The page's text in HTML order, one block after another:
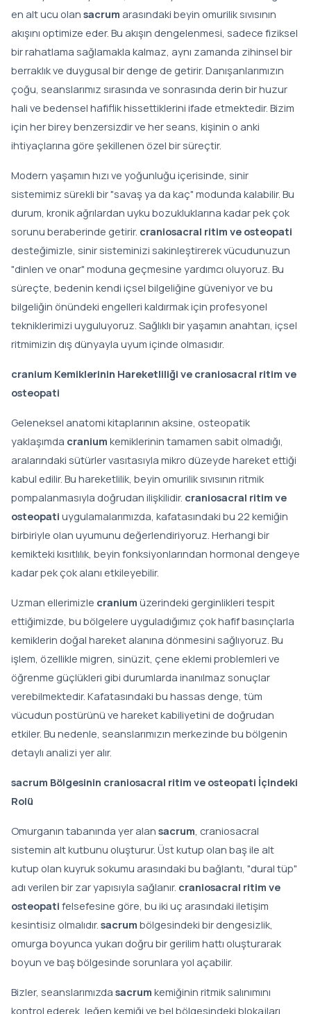
en alt ucu olan sacrum arasındaki beyin omurilik sıvısının
akışını optimize eder. Bu akışın dengelenmesi, sadece fiziksel
bir rahatlama sağlamakla kalmaz, aynı zamanda zihinsel bir
berraklık ve duygusal bir denge de getirir. Danışanlarımızın
çoğu, seanslarımız sırasında ve sonrasında derin bir huzur
hali ve bedensel hafiflik hissettiklerini ifade etmektedir. Bizim
için her birey benzersizdir ve her seans, kişinin o anki
ihtiyaçlarına göre şekillenen özel bir süreçtir.
Modern yaşamın hızı ve yoğunluğu içerisinde, sinir
sistemimiz sürekli bir "savaş ya da kaç" modunda kalabilir. Bu
durum, kronik ağrılardan uyku bozukluklarına kadar pek çok
sorunu beraberinde getirir. craniosacral ritim ve osteopati
desteğimizle, sinir sisteminizi sakinleştirerek vücudunuzun
"dinlen ve onar" moduna geçmesine yardımcı oluyoruz. Bu
süreçte, bedenin kendi içsel bilgeliğine güveniyor ve bu
bilgeliğin önündeki engelleri kaldırmak için profesyonel
tekniklerimizi uyguluyoruz. Sağlıklı bir yaşamın anahtarı, içsel
ritmimizin dış dünyayla uyum içinde olmasıdır.
cranium Kemiklerinin Hareketliliği ve craniosacral ritim ve
osteopati
Geleneksel anatomi kitaplarının aksine, osteopatik
yaklaşımda cranium kemiklerinin tamamen sabit olmadığı,
aralarındaki sütürler vasıtasıyla mikro düzeyde hareket ettiği
kabul edilir. Bu hareketlilik, beyin omurilik sıvısının ritmik
pompalanmasıyla doğrudan ilişkilidir. craniosacral ritim ve
osteopati uygulamalarımızda, kafatasındaki bu 22 kemiğin
birbiriyle olan uyumunu değerlendiriyoruz. Herhangi bir
kemikteki kısıtlılık, beyin fonksiyonlarından hormonal dengeye
kadar pek çok alanı etkileyebilir.
Uzman ellerimizle cranium üzerindeki gerginlikleri tespit
ettiğimizde, bu bölgelere uyguladığımız çok hafif basınçlarla
kemiklerin doğal hareket alanına dönmesini sağlıyoruz. Bu
işlem, özellikle migren, sinüzit, çene eklemi problemleri ve
öğrenme güçlükleri gibi durumlarda inanılmaz sonuçlar
verebilmektedir. Kafatasındaki bu hassas denge, tüm
vücudun postürünü ve hareket kabiliyetini de doğrudan
etkiler. Bu nedenle, seanslarımızın merkezinde bu bölgenin
detaylı analizi yer alır.
sacrum Bölgesinin craniosacral ritim ve osteopati İçindeki
Rolü
Omurganın tabanında yer alan sacrum, craniosacral
sistemin alt kutbunu oluşturur. Üst kutup olan baş ile alt
kutup olan kuyruk sokumu arasındaki bu bağlantı, "dural tüp"
adı verilen bir zar yapısıyla sağlanır. craniosacral ritim ve
osteopati felsefesine göre, bu iki uç arasındaki iletişim
kesintisiz olmalıdır. sacrum bölgesindeki bir dengesizlik,
omurga boyunca yukarı doğru bir gerilim hattı oluşturarak
boyun ve baş bölgesinde sorunlara yol açabilir.
Bizler, seanslarımızda sacrum kemiğinin ritmik salınımını
kontrol ederek, leğen kemiği ve bel bölgesindeki blokajları